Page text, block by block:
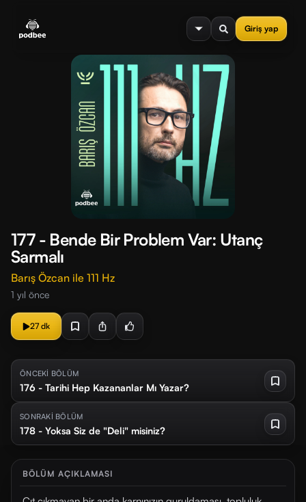
Giriş yap
menu
177 - Bende Bir Problem Var: Utanç
Sarmalı
Barış Özcan ile 111 Hz
1 yıl önce
27 dk
ÖNCEKİ BÖLÜM
176 - Tarihi Hep Kazananlar Mı Yazar?
SONRAKİ BÖLÜM
178 - Yoksa Siz de "Deli" misiniz?
BÖLÜM AÇIKLAMASI